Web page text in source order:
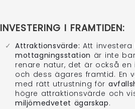
INVESTERING I FRAMTIDEN:
Attraktionsvärde: Att investera
mottagningsstation är inte
renare natur, det är också en
och dess ägares framtid. En
med rätt utrustning för
högre attraktionsvärde och
miljömedvetet ägarskap.